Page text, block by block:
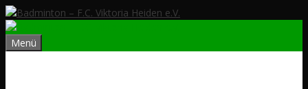
Zum
Inhalt
springen
Menü